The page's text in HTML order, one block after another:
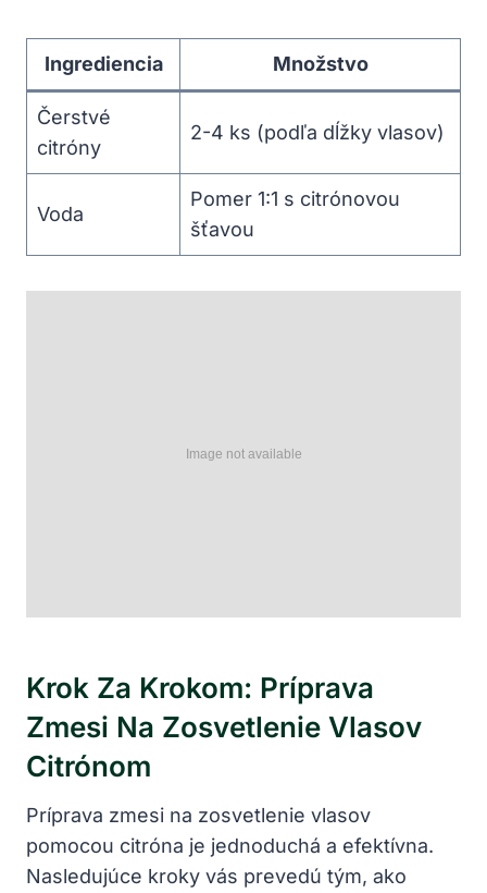
Ingrediencia Množstvo
Čerstvé
citróny
2-4 ks (podľa dĺžky vlasov)
Voda
Pomer 1:1 s citrónovou
šťavou
Krok Za Krokom: Príprava
Zmesi Na Zosvetlenie Vlasov
Citrónom
Príprava zmesi na zosvetlenie vlasov
pomocou citróna je jednoduchá a efektívna.
Nasledujúce kroky vás prevedú tým, ako